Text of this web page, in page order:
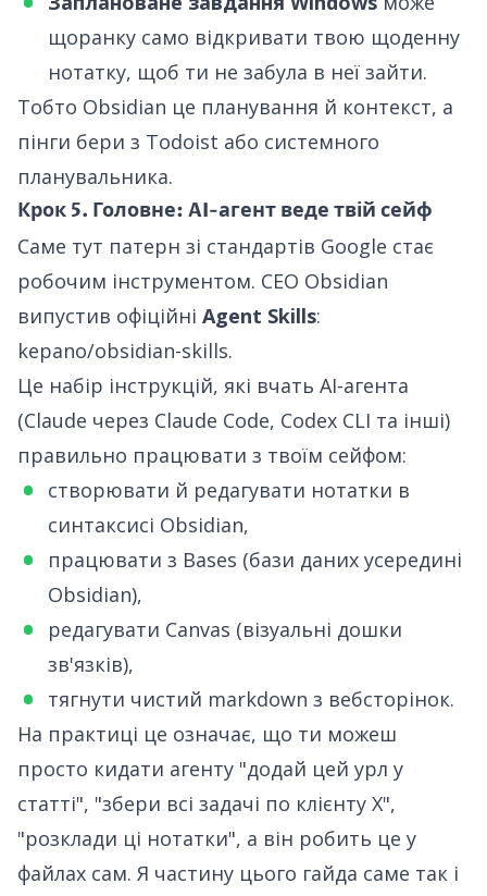
щоранку само відкривати твою щоденну
нотатку, щоб ти не забула в неї зайти.
Тобто Obsidian це планування й контекст, а
пінги бери з Todoist або системного
планувальника.
Крок 5. Головне: AI-агент веде твій сейф
Саме тут патерн зі стандартів Google стає
робочим інструментом. CEO Obsidian
випустив офіційні Agent Skills:
kepano/obsidian-skills.
Це набір інструкцій, які вчать AI-агента
(Claude через Claude Code, Codex CLI та інші)
правильно працювати з твоїм сейфом:
створювати й редагувати нотатки в
синтаксисі Obsidian,
працювати з Bases (бази даних усередині
Obsidian),
редагувати Canvas (візуальні дошки
зв'язків),
тягнути чистий markdown з вебсторінок.
На практиці це означає, що ти можеш
просто кидати агенту "додай цей урл у
статті", "збери всі задачі по клієнту X",
"розклади ці нотатки", а він робить це у
файлах сам. Я частину цього гайда саме так і